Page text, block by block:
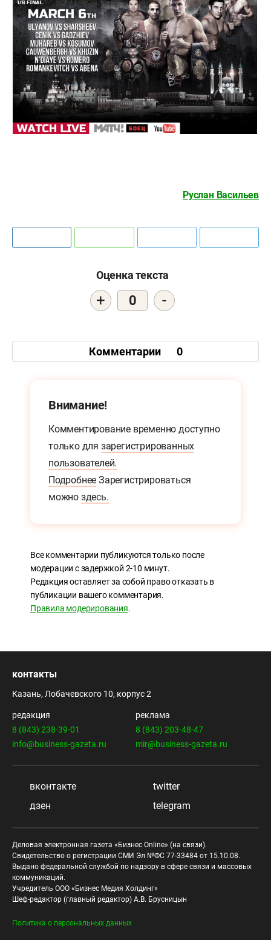
Руслан Васильев
Оценка текста
+ 0 -
Комментарии 0
Внимание!
Комментирование временно доступно
только для зарегистрированных
пользователей.
Подробнее Зарегистрироваться
можно здесь.
Все комментарии публикуются только после
модерации с задержкой 2-10 минут.
Редакция оставляет за собой право отказать в
публикации вашего комментария.
Правила модерирования.
контакты
Казань, Лобачевского 10, корпус 2
редакция
8 (843) 238-39-01
info@business-gazeta.ru
реклама
8 (843) 203-48-47
mir@business-gazeta.ru
вконтакте
twitter
дзен
telegram
Деловая электронная газета «Бизнес Online» (на связи).
Свидетельство о регистрации СМИ Эл №ФС 77-33484 от 15.10.08.
Выдано федеральной службой по надзору в сфере связи и массовых
коммуникаций.
Учредитель ООО «Бизнес Медия Холдинг»
Шеф-редактор (главный редактор) А.В. Брусницын
Политика о персональных данных